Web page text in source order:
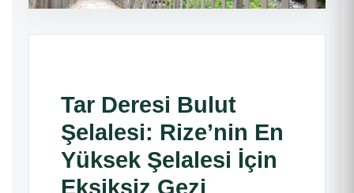
Tar Deresi Bulut
Şelalesi: Rize’nin En
Yüksek Şelalesi İçin
Eksiksiz Gezi